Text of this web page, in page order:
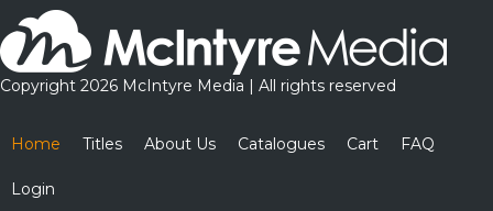
Copyright 2026 McIntyre Media | All rights reserved
Home Titles About Us Catalogues Cart FAQ
Login